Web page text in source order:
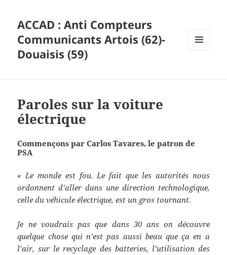
ACCAD : Anti Compteurs
Communicants Artois (62)-
Douaisis (59)
Paroles sur la voiture
électrique
Commençons parCarlos Tavares, le patron de
PSA
« Le monde est fou. Le fait que les autorités nous
ordonnent d’aller dans une direction technologique,
celle du véhicule électrique, est un gros tournant.
Je ne voudrais pas que dans 30 ans on découvre
quelque chose qui n’est pas aussi beau que ça en a
l’air, sur le recyclage des batteries, l’utilisation des